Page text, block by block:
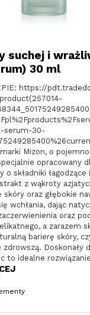
suchej i
30 ml
https://
serum-30-
Mizon, o
opracowany
o składniki
z wąkroty
oraz głębokie
wchłania, dając
oraz
a zarazem
barierę skóry,
Doskonały
to idealne